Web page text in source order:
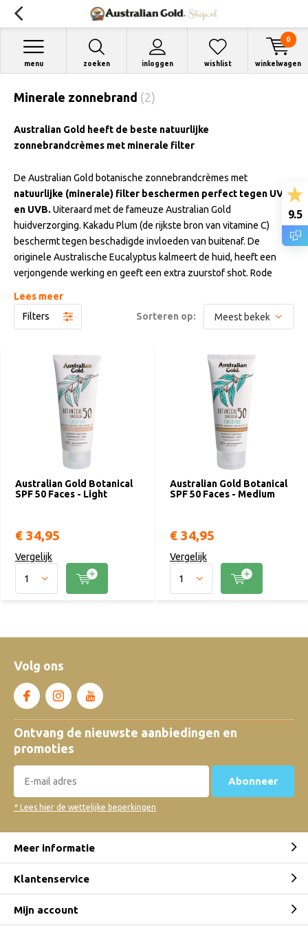
zoeken inloggen
menu wishlist winkelwagen
0
Minerale zonnebrand (2)
Australian Gold heeft de beste natuurlijke
zonnebrandcrèmes met minerale filter
De Australian Gold botanische zonnebrandcrèmes met
natuurlijke (minerale) filter beschermen perfect tegen UVA
en UVB. Uiteraard met de fameuze Australian Gold
huidverzorging. Kakadu Plum (de rijkste bron van vitamine C)
beschermt tegen beschadigde invloeden van buitenaf. De
originele Australische Eucalyptus kalmeert de huid, heeft een
verjongende werking en geeft een extra zuurstof shot. Rode
de puntjes. De Australian Gold Botanical zonnebrandcrèmeplakt
niet, is niet vet, trekt gemakkelijk in en is zweet-en
hypoallergeen, dermatologisch getest én kindvriendelijk getest.
Recyclebare verpakkingen.
Lees meer
Filters
Sorteren op:
Australian Gold Botanical
SPF 50 Faces - Light
€ 34,95
Vergelijk
Australian Gold Botanical
SPF 50 Faces - Medium
€ 34,95
Vergelijk
Volg ons
Ontvang de nieuwste aanbiedingen en
promoties
Abonneer
* Lees hier de wettelijke beperkingen
Meer informatie
Klantenservice
Mijn account
9.5